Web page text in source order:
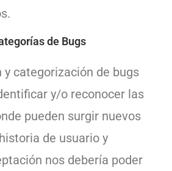
de Bugs
y categorización de bugs
y/o reconocer las
pueden surgir nuevos
de usuario y
nos debería poder